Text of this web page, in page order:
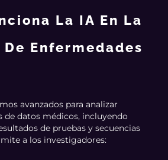
La IA En La
Enfermedades
avanzados para analizar
de datos médicos, incluyendo
de pruebas y secuencias
a los investigadores: